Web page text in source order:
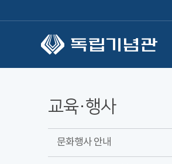
교육·행사
문화행사 안내